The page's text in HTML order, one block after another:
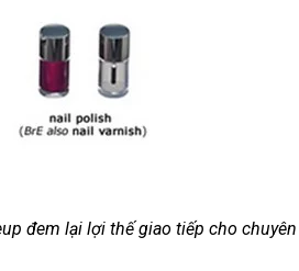
đem lại lợi thế giao tiếp cho